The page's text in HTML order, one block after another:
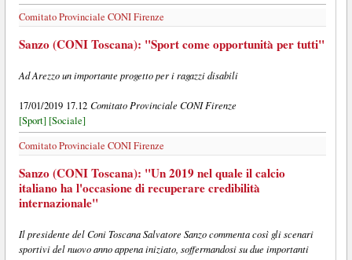
Comitato Provinciale CONI Firenze
Sanzo (CONI Toscana): "Sport come opportunità per tutti"
Ad Arezzo un importante progetto per i ragazzi disabili
17/01/2019 17.12 Comitato Provinciale CONI Firenze
[Sport] [Sociale]
Comitato Provinciale CONI Firenze
Sanzo (CONI Toscana): "Un 2019 nel quale il calcio
italiano ha l'occasione di recuperare credibilità
internazionale"
Il presidente del Coni Toscana Salvatore Sanzo commenta così gli scenari
sportivi del nuovo anno appena iniziato, soffermandosi su due importanti